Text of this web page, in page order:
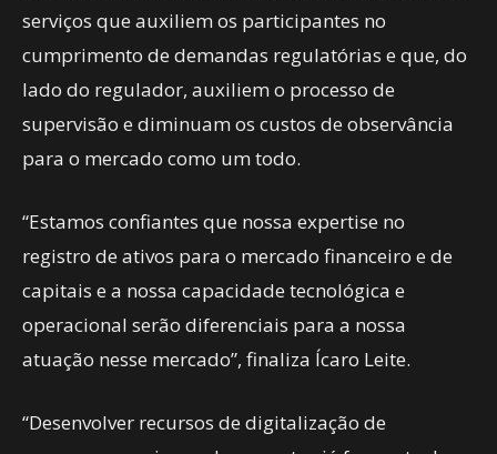
serviços que auxiliem os participantes no
cumprimento de demandas regulatórias e que, do
lado do regulador, auxiliem o processo de
supervisão e diminuam os custos de observância
para o mercado como um todo.
“Estamos confiantes que nossa expertise no
registro de ativos para o mercado financeiro e de
capitais e a nossa capacidade tecnológica e
operacional serão diferenciais para a nossa
atuação nesse mercado”, finaliza Ícaro Leite.
“Desenvolver recursos de digitalização de